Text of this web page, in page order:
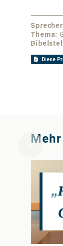
Sprecher
Thema
Diese